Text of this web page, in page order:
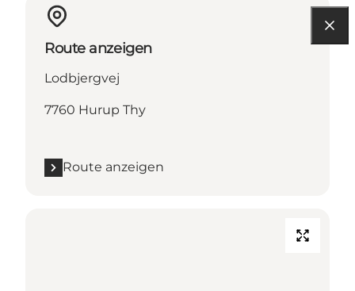
Route anzeigen
Lodbjergvej
7760 Hurup Thy
Route anzeigen